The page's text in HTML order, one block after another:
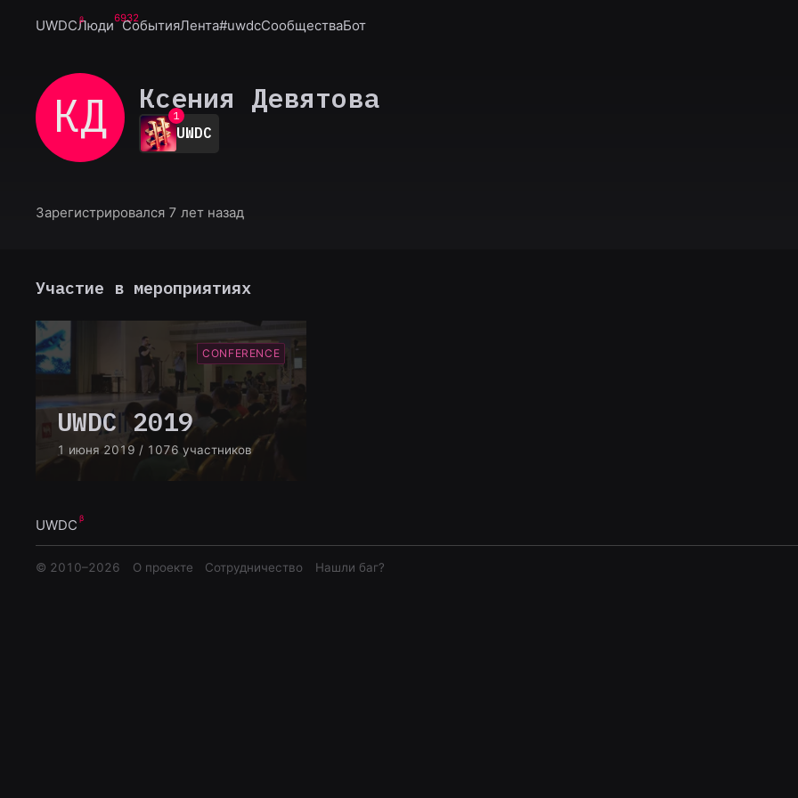
UWDCЛюди6932
СобытияЛента#uwdcСообществаБот
КД Ксения Девятова
0
1
2
3
UWDC
Зарегистрировался 7 лет назад
Участие в мероприятиях
CONFERENCE
UWDC 2019
1 июня 2019 / 1076 участников
UWDC
© 2010–2026 О проекте Сотрудничество Нашли баг?